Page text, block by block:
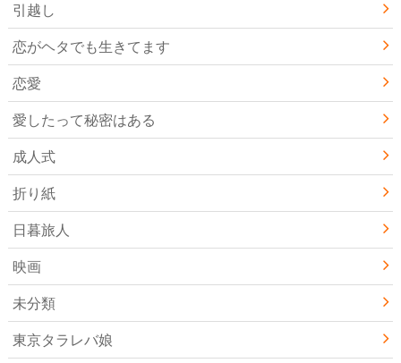
引越し
恋がヘタでも生きてます
恋愛
愛したって秘密はある
成人式
折り紙
日暮旅人
映画
未分類
東京タラレバ娘